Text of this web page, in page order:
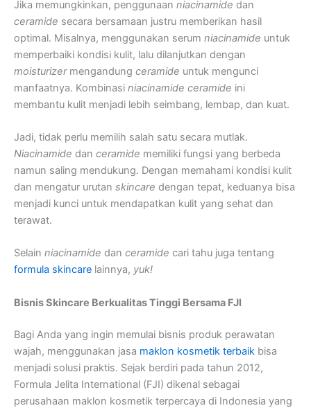
Jika memungkinkan, penggunaan niacinamide dan
ceramide secara bersamaan justru memberikan hasil
optimal. Misalnya, menggunakan serum niacinamide untuk
memperbaiki kondisi kulit, lalu dilanjutkan dengan
moisturizermengandung ceramide untuk mengunci
manfaatnya. Kombinasi niacinamide ceramide ini
membantu kulit menjadi lebih seimbang, lembap, dan kuat.
Jadi, tidak perlu memilih salah satu secara mutlak.
Niacinamide dan ceramide memiliki fungsi yang berbeda
namun saling mendukung. Dengan memahami kondisi kulit
dan mengatur urutan skincare dengan tepat, keduanya bisa
menjadi kunci untuk mendapatkan kulit yang sehat dan
terawat.
Selain niacinamide dan ceramide cari tahu juga tentang
formula skincare lainnya, yuk!
Bisnis Skincare Berkualitas Tinggi Bersama FJI
Bagi Anda yang ingin memulai bisnis produk perawatan
wajah, menggunakan jasa maklon kosmetik terbaik bisa
menjadi solusi praktis. Sejak berdiri pada tahun 2012,
Formula Jelita International (FJI) dikenal sebagai
perusahaan maklon kosmetik terpercaya di Indonesia yang